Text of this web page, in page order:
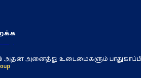
அதன் அனைத்து உடைமைகளும்